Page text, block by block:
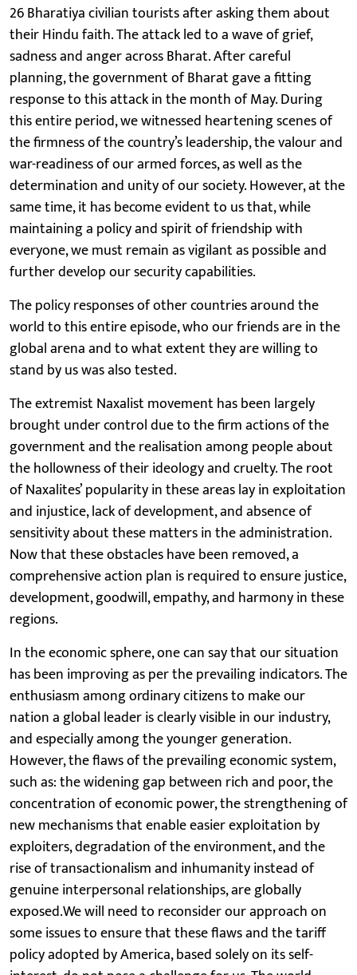
26 Bharatiya civilian tourists after asking them about
their Hindu faith. The attack led to a wave of grief,
sadness and anger across Bharat. After careful
planning, the government of Bharat gave a fitting
response to this attack in the month of May. During
this entire period, we witnessed heartening scenes of
the firmness of the country’s leadership, the valour and
war-readiness of our armed forces, as well as the
determination and unity of our society. However, at the
same time, it has become evident to us that, while
maintaining a policy and spirit of friendship with
everyone, we must remain as vigilant as possible and
further develop our security capabilities.
The policy responses of other countries around the
world to this entire episode, who our friends are in the
global arena and to what extent they are willing to
stand by us was also tested.
The extremist Naxalist movement has been largely
brought under control due to the firm actions of the
government and the realisation among people about
the hollowness of their ideology and cruelty. The root
of Naxalites’ popularity in these areas lay in exploitation
and injustice, lack of development, and absence of
sensitivity about these matters in the administration.
Now that these obstacles have been removed, a
comprehensive action plan is required to ensure justice,
development, goodwill, empathy, and harmony in these
regions.
In the economic sphere, one can say that our situation
has been improving as per the prevailing indicators. The
enthusiasm among ordinary citizens to make our
nation a global leader is clearly visible in our industry,
and especially among the younger generation.
However, the flaws of the prevailing economic system,
such as: the widening gap between rich and poor, the
concentration of economic power, the strengthening of
new mechanisms that enable easier exploitation by
exploiters, degradation of the environment, and the
rise of transactionalism and inhumanity instead of
genuine interpersonal relationships, are globally
exposed.We will need to reconsider our approach on
some issues to ensure that these flaws and the tariff
policy adopted by America, based solely on its self-